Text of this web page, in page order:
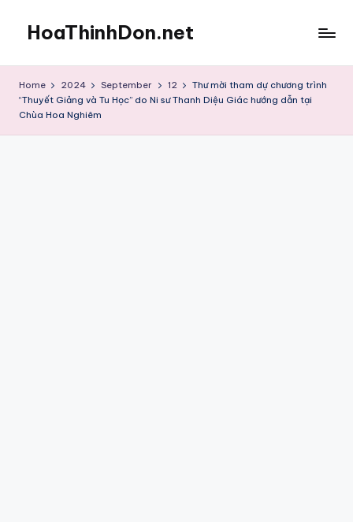
content
HoaThinhDon.net
in
Washington
Home 2024 September 12
Thư mời tham dự chương trình
“Thuyết Giảng và Tu Học” do Ni sư Thanh Diệu Giác hướng dẫn tại
Chùa Hoa Nghiêm